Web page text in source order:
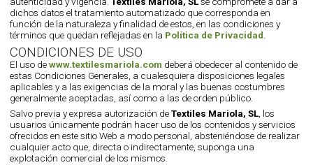
dichos datos el tratamiento automatizado que corresponda en
función de la naturaleza y finalidad de estos, en las condiciones y
términos que quedan reflejadas en la Política de Privacidad
CONDICIONES DE USO
El uso dewww.textilesmariola.com deberá obedecer al contenido de
estas Condiciones Generales, a cualesquiera disposiciones legales
aplicables y a las exigencias de la moral y las buenas costumbres
generalmente aceptadas, así como a las de orden público.
Salvo previa y expresa autorización deTextiles Mariola, SL, los
usuarios únicamente podrán hacer uso de los contenidos y servicios
ofrecidos en este sitio Web a modo personal, absteniéndose de realizar
cualquier acto que, directa o indirectamente, suponga una
explotación comercial de los mismos.